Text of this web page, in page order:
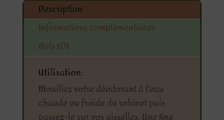
Description
Informations complémentaires
Avis (0)
Utilisation:
Mouillez votre déodorant à l'eau
chaude ou froide du robinet puis